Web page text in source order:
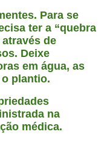
Para se
ter a “quebra
de
Deixe
em água, as
plantio.
na
médica.